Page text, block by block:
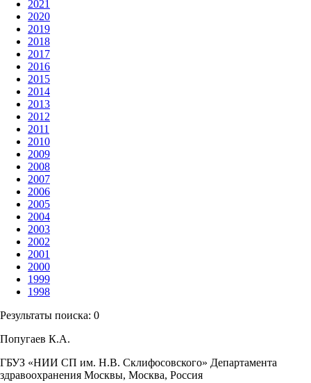
2021
2020
2019
2018
2017
2016
2015
2014
2013
2012
2011
2010
2009
2008
2007
2006
2005
2004
2003
2002
2001
2000
1999
1998
Результаты поиска: 0
Попугаев К.А.
ГБУЗ «НИИ СП им. Н.В. Склифосовского» Департамента
здравоохранения Москвы, Москва, Россия